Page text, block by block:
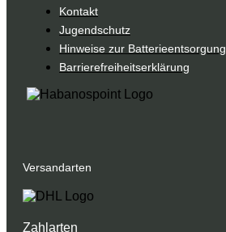
Kontakt
Jugendschutz
Hinweise zur Batterieentsorgung
Barrierefreiheitserklärung
Versandarten
Zahlarten